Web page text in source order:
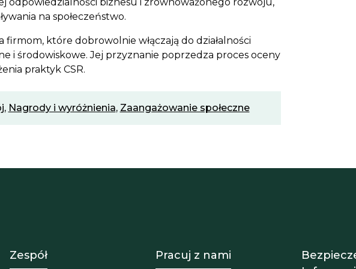
na społeczeństwo.
które dobrowolnie włączają do działalności
i środowiskowe. Jej przyznanie poprzedza proces oceny
praktyk CSR.
, Nagrody i wyróżnienia, Zaangażowanie społeczne
Footer - Equipo
Zespół Footer - Trabaja con
Pracuj z nami